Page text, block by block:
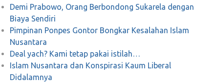
Demi Prabowo, Orang Berbondong Sukarela dengan
Biaya Sendiri
Pimpinan Ponpes Gontor Bongkar Kesalahan Islam
Nusantara
Deal yach? Kami tetap pakai istilah…
Islam Nusantara dan Konspirasi Kaum Liberal
Didalamnya